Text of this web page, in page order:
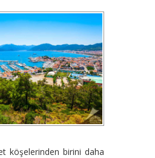
köşelerinden birini daha